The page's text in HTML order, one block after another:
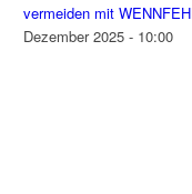
vermeiden mit
Dezember 2025 - 10:00